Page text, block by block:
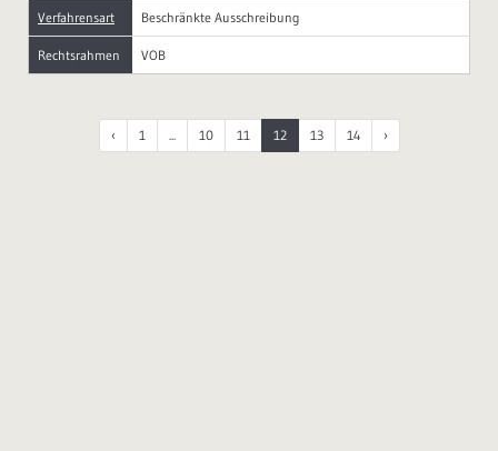
Verfahrensart Beschränkte Ausschreibung
Rechtsrahmen VOB
‹ 1 ... 10 11 12 13 14 ›